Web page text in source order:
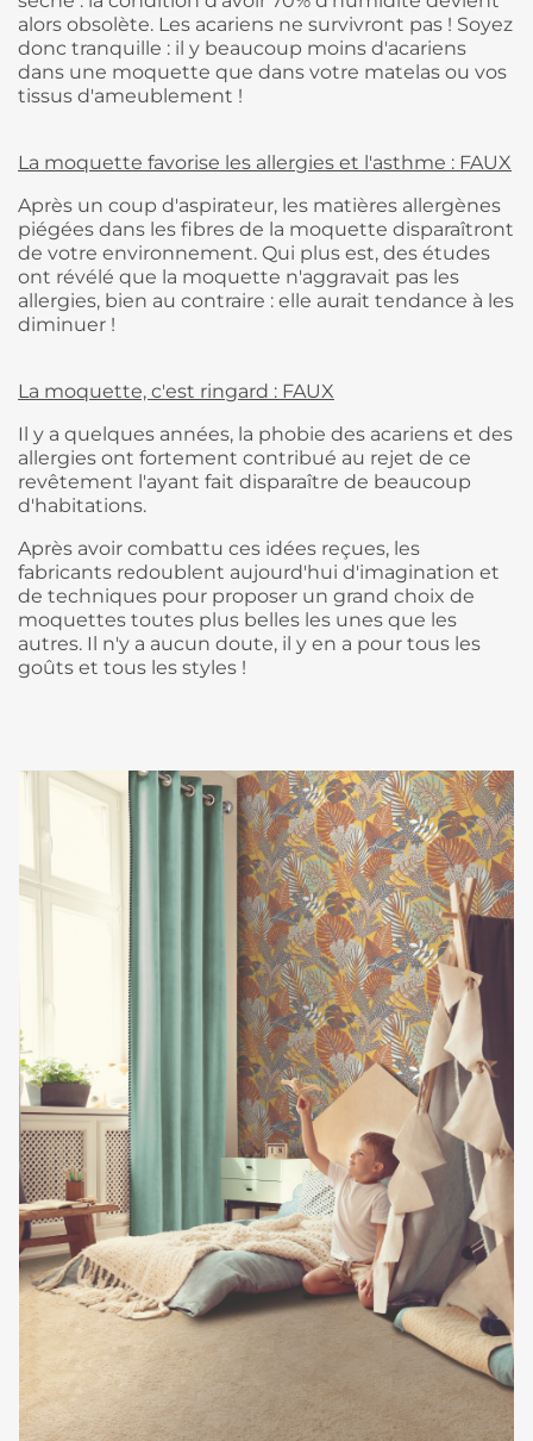
alors obsolète. Les acariens ne survivront pas ! Soyez
donc tranquille : il y beaucoup moins d'acariens
dans une moquette que dans votre matelas ou vos
tissus d'ameublement !
La moquette favorise les allergies et l'asthme : FAUX
Après un coup d'aspirateur, les matières allergènes
piégées dans les fibres de la moquette disparaîtront
de votre environnement. Qui plus est, des études
ont révélé que la moquette n'aggravait pas les
allergies, bien au contraire : elle aurait tendance à les
diminuer !
La moquette, c'est ringard : FAUX
Il y a quelques années, la phobie des acariens et des
allergies ont fortement contribué au rejet de ce
revêtement l'ayant fait disparaître de beaucoup
d'habitations.
Après avoir combattu ces idées reçues, les
fabricants redoublent aujourd'hui d'imagination et
de techniques pour proposer un grand choix de
moquettes toutes plus belles les unes que les
autres. Il n'y a aucun doute, il y en a pour tous les
goûts et tous les styles !